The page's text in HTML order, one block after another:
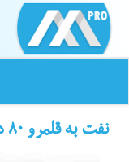
نفت به قلمرو ۸۰ دلاری باز می گردد؟